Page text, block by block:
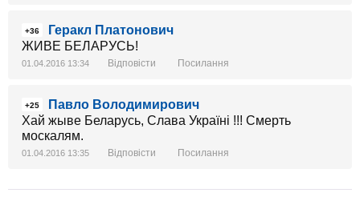
+36
Геракл Платонович
ЖИВЕ БЕЛАРУСЬ!
01.04.2016 13:34 Відповісти Посилання
+25
Павло Володимирович
Хай жыве Беларусь, Слава Україні !!! Смерть
москалям.
01.04.2016 13:35 Відповісти Посилання